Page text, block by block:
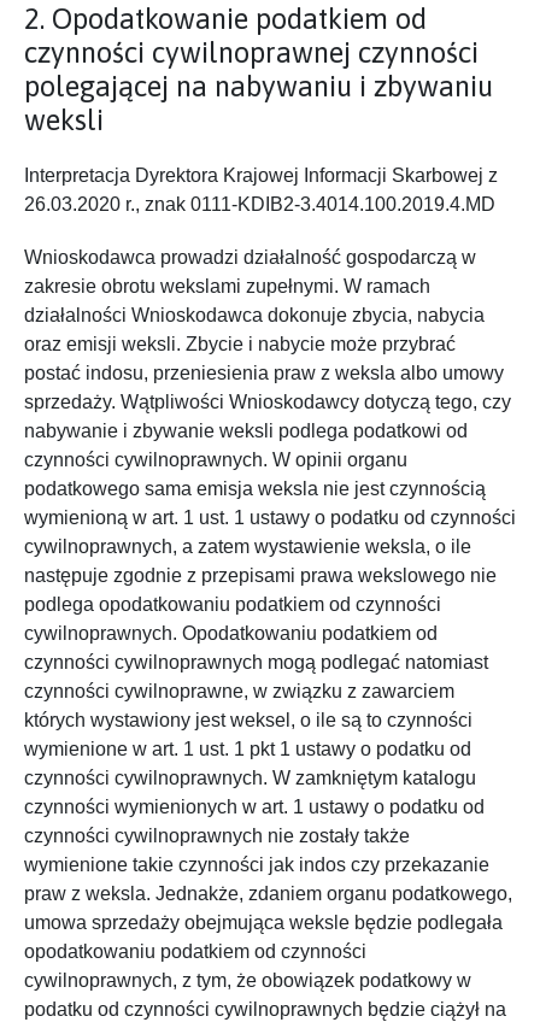
2. Opodatkowanie podatkiem od
czynności cywilnoprawnej czynności
polegającej na nabywaniu i zbywaniu
weksli
Interpretacja Dyrektora Krajowej Informacji Skarbowej z
26.03.2020 r., znak 0111-KDIB2-3.4014.100.2019.4.MD
Wnioskodawca prowadzi działalność gospodarczą w
zakresie obrotu wekslami zupełnymi. W ramach
działalności Wnioskodawca dokonuje zbycia, nabycia
oraz emisji weksli. Zbycie i nabycie może przybrać
postać indosu, przeniesienia praw z weksla albo umowy
sprzedaży. Wątpliwości Wnioskodawcy dotyczą tego, czy
nabywanie i zbywanie weksli podlega podatkowi od
czynności cywilnoprawnych. W opinii organu
podatkowego sama emisja weksla nie jest czynnością
wymienioną w art. 1 ust. 1 ustawy o podatku od czynności
cywilnoprawnych, a zatem wystawienie weksla, o ile
następuje zgodnie z przepisami prawa wekslowego nie
podlega opodatkowaniu podatkiem od czynności
cywilnoprawnych. Opodatkowaniu podatkiem od
czynności cywilnoprawnych mogą podlegać natomiast
czynności cywilnoprawne, w związku z zawarciem
których wystawiony jest weksel, o ile są to czynności
wymienione w art. 1 ust. 1 pkt 1 ustawy o podatku od
czynności cywilnoprawnych. W zamkniętym katalogu
czynności wymienionych w art. 1 ustawy o podatku od
czynności cywilnoprawnych nie zostały także
wymienione takie czynności jak indos czy przekazanie
praw z weksla. Jednakże, zdaniem organu podatkowego,
umowa sprzedaży obejmująca weksle będzie podlegała
opodatkowaniu podatkiem od czynności
cywilnoprawnych, z tym, że obowiązek podatkowy w
podatku od czynności cywilnoprawnych będzie ciążył na